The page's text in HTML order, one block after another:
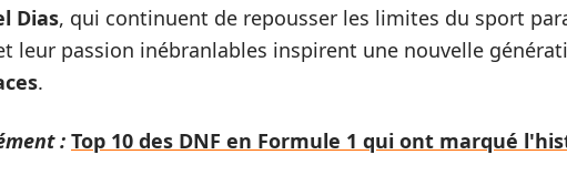
Dias, qui continuent de repousser les limites du sport
leur passion inébranlables inspirent une nouvelle
.
: Top 10 des DNF en Formule 1 qui ont marqué